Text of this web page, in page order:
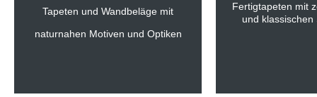
Tapeten und Wandbeläge mit
naturnahen Motiven und Optiken
Fertigtapeten mit
und